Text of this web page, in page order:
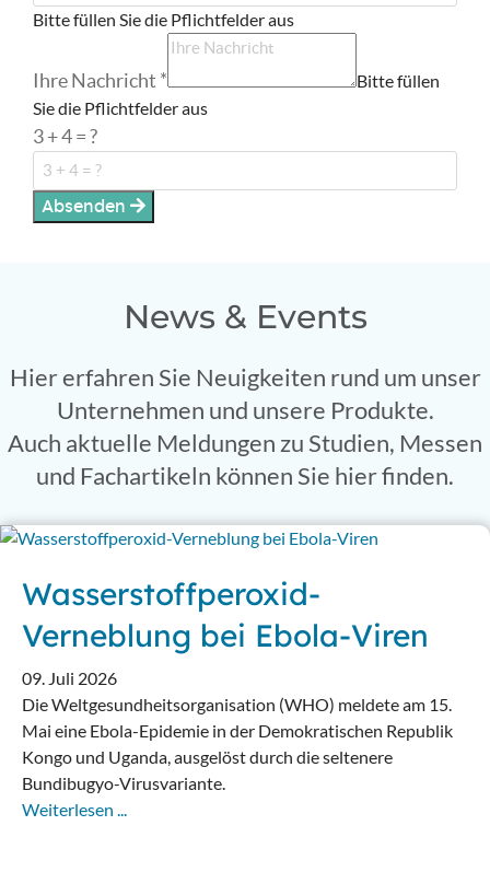
Bitte füllen Sie die Pflichtfelder aus
Ihre Nachricht *
Bitte füllen
Sie die Pflichtfelder aus
3 + 4 = ?
Absenden
News & Events
Hier erfahren Sie Neuigkeiten rund um unser
Unternehmen und unsere Produkte.
Auch aktuelle Meldungen zu Studien, Messen
und Fachartikeln können Sie hier finden.
Wasserstoffperoxid-
Verneblung bei Ebola-Viren
09. Juli 2026
Die Weltgesundheitsorganisation (WHO) meldete am 15.
Mai eine Ebola-Epidemie in der Demokratischen Republik
Kongo und Uganda, ausgelöst durch die seltenere
Bundibugyo-Virusvariante.
Weiterlesen ...